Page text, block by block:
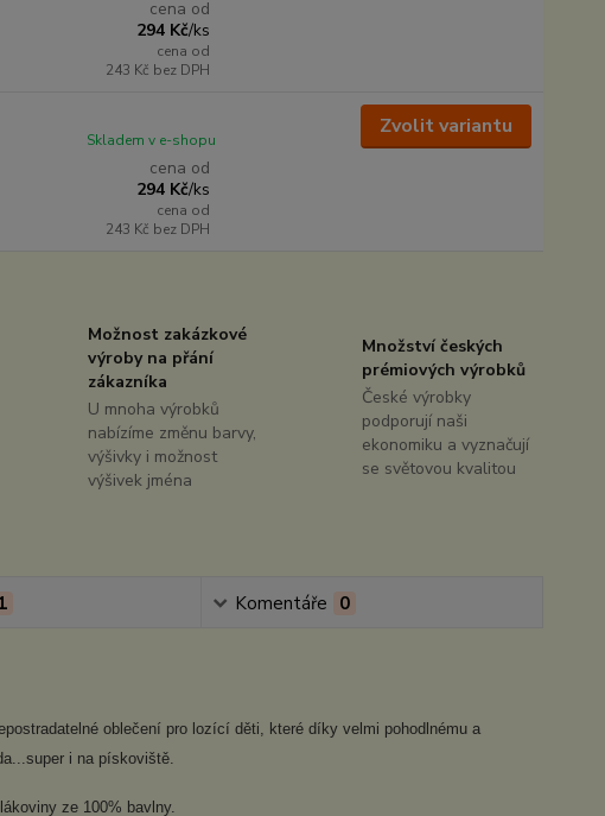
cena od
294 Kč/ks
cena od
243 Kč bez DPH
cena od
294 Kč/ks
cena od
243 Kč bez DPH
Skladem v e-shopu
Zvolit variantu
Možnost zakázkové
výroby na přání
zákazníka
U mnoha výrobků
nabízíme změnu barvy,
výšivky i možnost
výšivek jména
Množství českých
prémiových výrobků
České výrobky
podporují naši
ekonomiku a vyznačují
se světovou kvalitou
1 Komentáře 0
oblečení pro lozící děti, které díky velmi pohodlnému a
i na pískoviště.
ze 100% bavlny.